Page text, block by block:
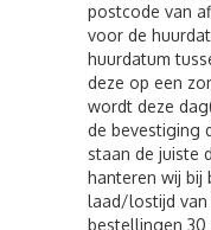
postcode van
voor de
huurdatum
deze op een
wordt deze
de bevestiging
staan de juiste
hanteren wij bij
laad/lostijd van
bestellingen